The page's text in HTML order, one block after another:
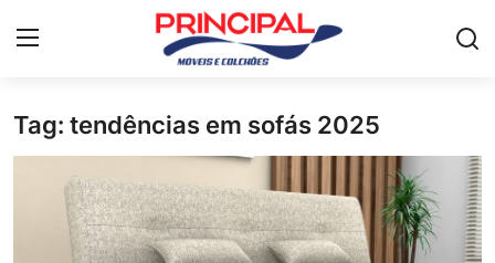
Home
Mesa de jantar
Guarda-roupa
Tag: tendências em sofás 2025